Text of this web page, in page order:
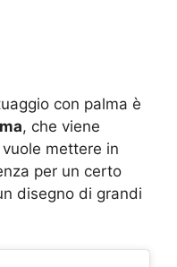
con palma è
, che viene
mettere in
per un certo
disegno di grandi